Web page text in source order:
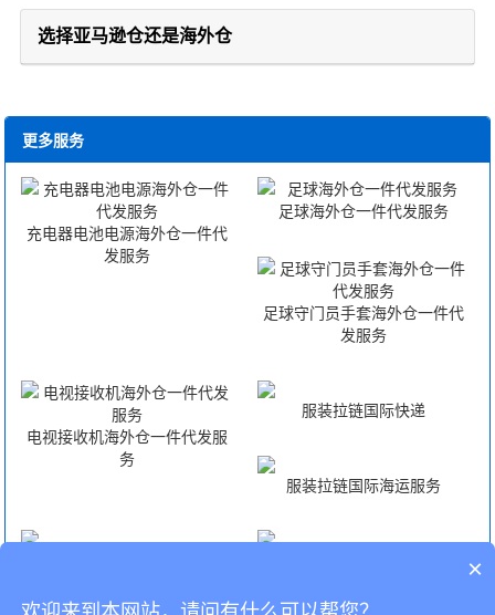
选择亚马逊仓还是海外仓
更多服务
充电器电池电源海外仓一件代
发服务
足球海外仓一件代发服务
足球守门员手套海外仓一件代
发服务
电视接收机海外仓一件代发服
务
服装拉链国际快递
服装拉链国际海运服务
×